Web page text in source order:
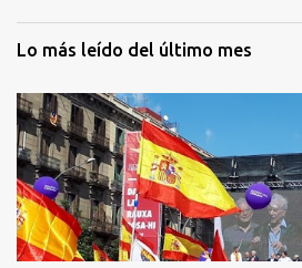
Lo más leído del último mes